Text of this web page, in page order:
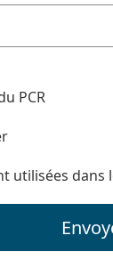
PCR
utilisées